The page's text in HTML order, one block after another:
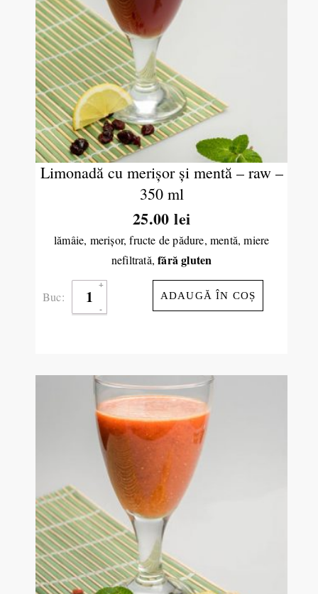
Limonadă cu merişor şi mentă – raw –
350 ml
25.00lei
lămâie, merişor, fructe de pădure, mentă, miere
nefiltrată,fără gluten
Buc: ADAUGĂ ÎN COȘ